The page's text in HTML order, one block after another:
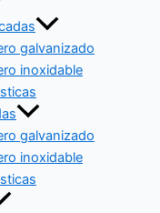
galvanizado
inoxidable
galvanizado
inoxidable